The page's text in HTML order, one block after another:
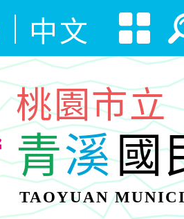
中文
桃園市立
青溪國
TAOYUAN